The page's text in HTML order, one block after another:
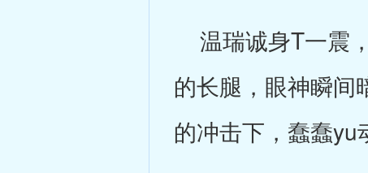
温瑞诚身T一震
的长腿，眼神瞬间
的冲击下，蠢蠢yu